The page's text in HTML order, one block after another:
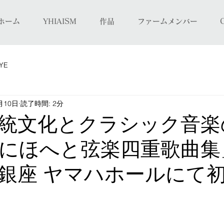
ーム YHIAISM 作品 ファームメンバー
文化とクラシック音
にほへと弦楽四重歌曲
座 ヤマハホールにて
10日 読了時間: 2分